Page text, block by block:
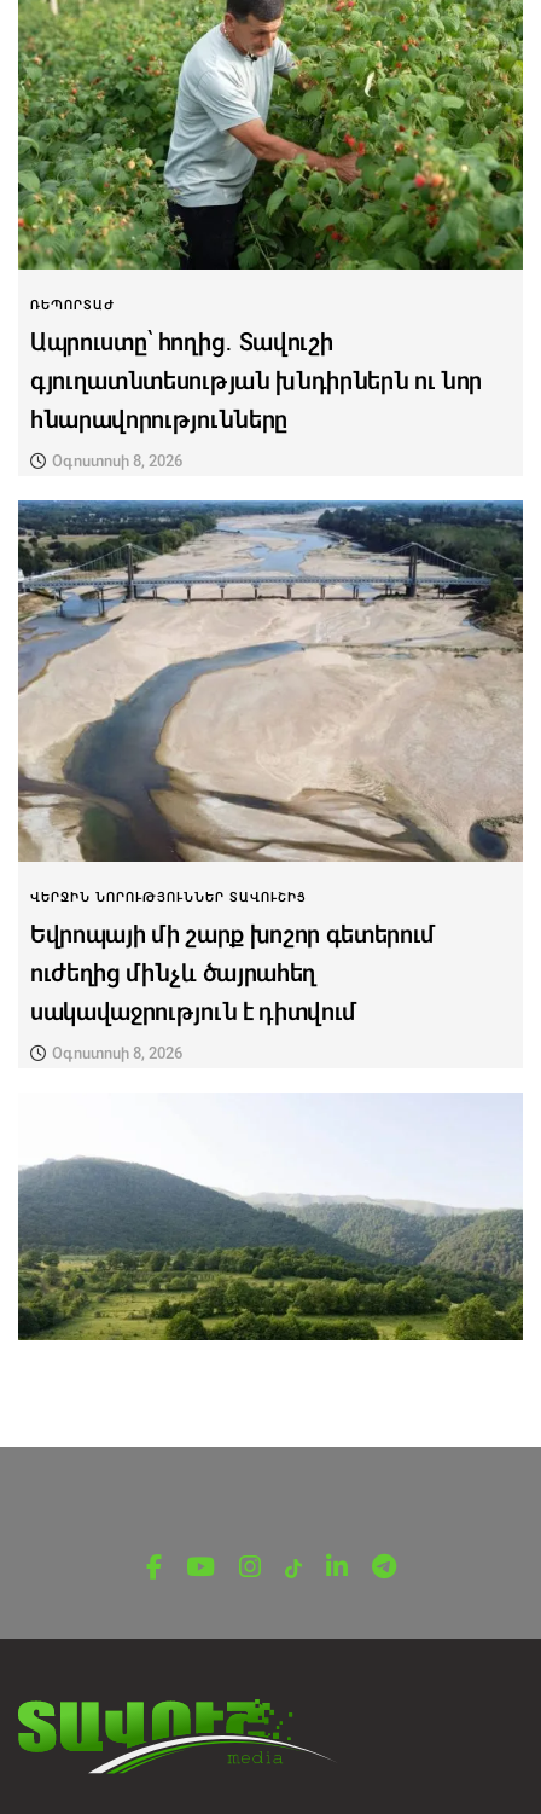
ՌԵՊՈՐՏԱԺ
Ապրուստը՝ հողից․ Տավուշի
գյուղատնտեսության խնդիրներն ու նոր
հնարավորությունները
Օգոստոսի 8, 2026
ՎԵՐՋԻՆ ՆՈՐՈՒԹՅՈՒՆՆԵՐ ՏԱՎՈՒՇԻՑ
Եվրոպայի մի շարք խոշոր գետերում
ուժեղից մինչև ծայրահեղ
սակավաջրություն է դիտվում
Օգոստոսի 8, 2026
հայտնաբերվել են մոլորված